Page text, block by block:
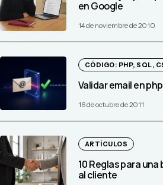
en Google
14 de noviembre de 2010
CÓDIGO: PHP, SQL,
Validar email en php
16 de octubre de 2011
ARTÍCULOS
10 Reglas para
al cliente